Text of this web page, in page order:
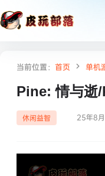
当前位置： 首页 单机
Pine: 情与逝
休闲益智 25年8